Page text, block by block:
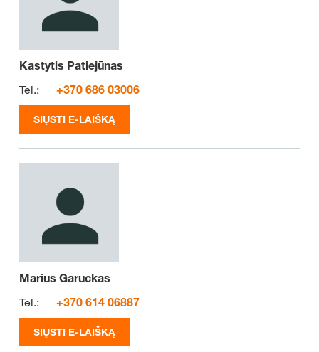
Kastytis Patiejūnas
Tel.:
+370 686 03006
SIŲSTI E-LAIŠKĄ
Marius Garuckas
Tel.:
+370 614 06887
SIŲSTI E-LAIŠKĄ